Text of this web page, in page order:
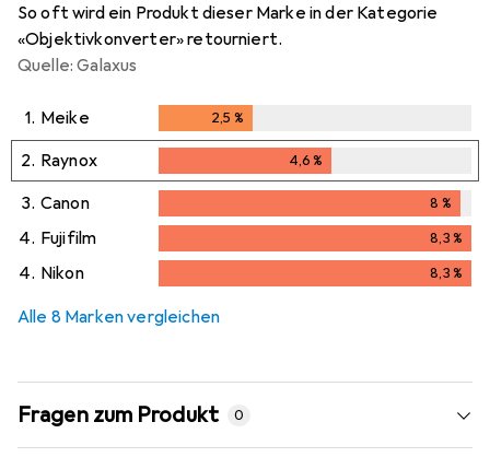
So oft wird ein Produkt dieser Marke in der Kategorie
«Objektivkonverter» retourniert.
Quelle: Galaxus
1. Meike 2,5 %
2. Raynox 4,6%
3. Canon 8 %
8%
4. Fujifilm 8,3%
8,3%
4. Nikon 8,3%
Alle 8 Marken vergleichen
Fragen zum Produkt 0